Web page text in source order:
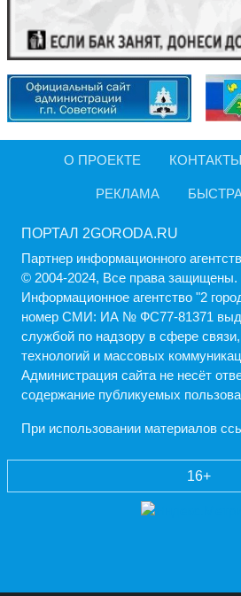
О ПРОЕКТЕ КОНТАКТЫ
РЕКЛАМА
ПОРТАЛ 2GORODA.RU
Партнер информационного
© 2004-2024, Все права защищены.
Информационное агентство "2
номер СМИ: ИА № ФС77-81371
службой по надзору в сфере
технологий и массовых
Администрация cайта не несёт
содержание публикуемых
При использовании материалов
16+